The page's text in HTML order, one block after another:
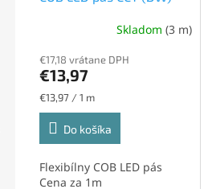
Skladom (3 m)
€17,18 vrátane DPH
€13,97
Jednotková
cena:
€13,97 / 1 m
Do košíka
Flexibílny COB LED pás
Cena za 1m